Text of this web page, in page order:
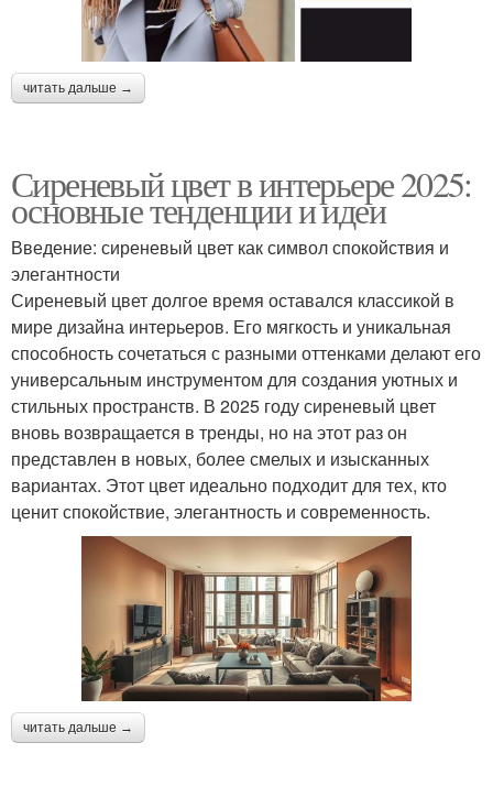
читать дальше →
Сиреневый цвет в интерьере 2025:
основные тенденции и идеи
Введение: сиреневый цвет как символ спокойствия и
элегантности
Сиреневый цвет долгое время оставался классикой в
мире дизайна интерьеров. Его мягкость и уникальная
способность сочетаться с разными оттенками делают его
универсальным инструментом для создания уютных и
стильных пространств. В 2025 году сиреневый цвет
вновь возвращается в тренды, но на этот раз он
представлен в новых, более смелых и изысканных
вариантах. Этот цвет идеально подходит для тех, кто
ценит спокойствие, элегантность и современность.
читать дальше →